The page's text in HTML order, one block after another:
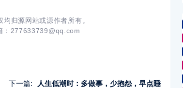
归源网站或源作者所有。
277633739@qq.com
下一篇: 人生低潮时：多做事，少抱怨，早点睡